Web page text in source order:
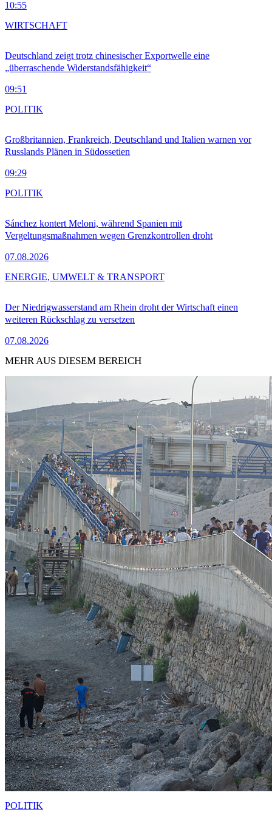
10:55
Deutschland zeigt trotz chinesischer Exportwelle eine
„überraschende Widerstandsfähigkeit“
09:51
WIRTSCHAFT
Großbritannien, Frankreich, Deutschland und Italien warnen vor
Russlands Plänen in Südossetien
09:29
POLITIK
Sánchez kontert Meloni, während Spanien mit
Vergeltungsmaßnahmen wegen Grenzkontrollen droht
07.08.2026
POLITIK
Der Niedrigwasserstand am Rhein droht der Wirtschaft einen
weiteren Rückschlag zu versetzen
07.08.2026
ENERGIE, UMWELT & TRANSPORT
MEHR AUS DIESEM BEREICH
POLITIK